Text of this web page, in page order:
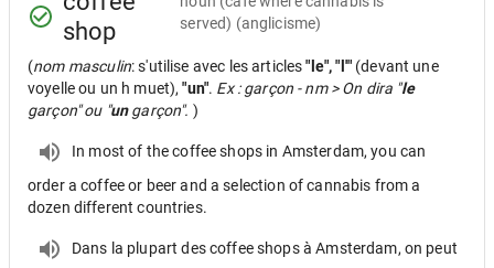
shop
served) (anglicisme)
(nom masculin: s'utilise avec les articles"le", "l'" (devant une
voyelle ou un h muet),"un". Ex : garçon - nm > On dira "le
garçon" ou "ungarçon". )
In most of the coffee shops in Amsterdam, you can
order a coffee or beer and a selection of cannabis from a
dozen different countries.
Dans la plupart des coffee shops à Amsterdam, on peut